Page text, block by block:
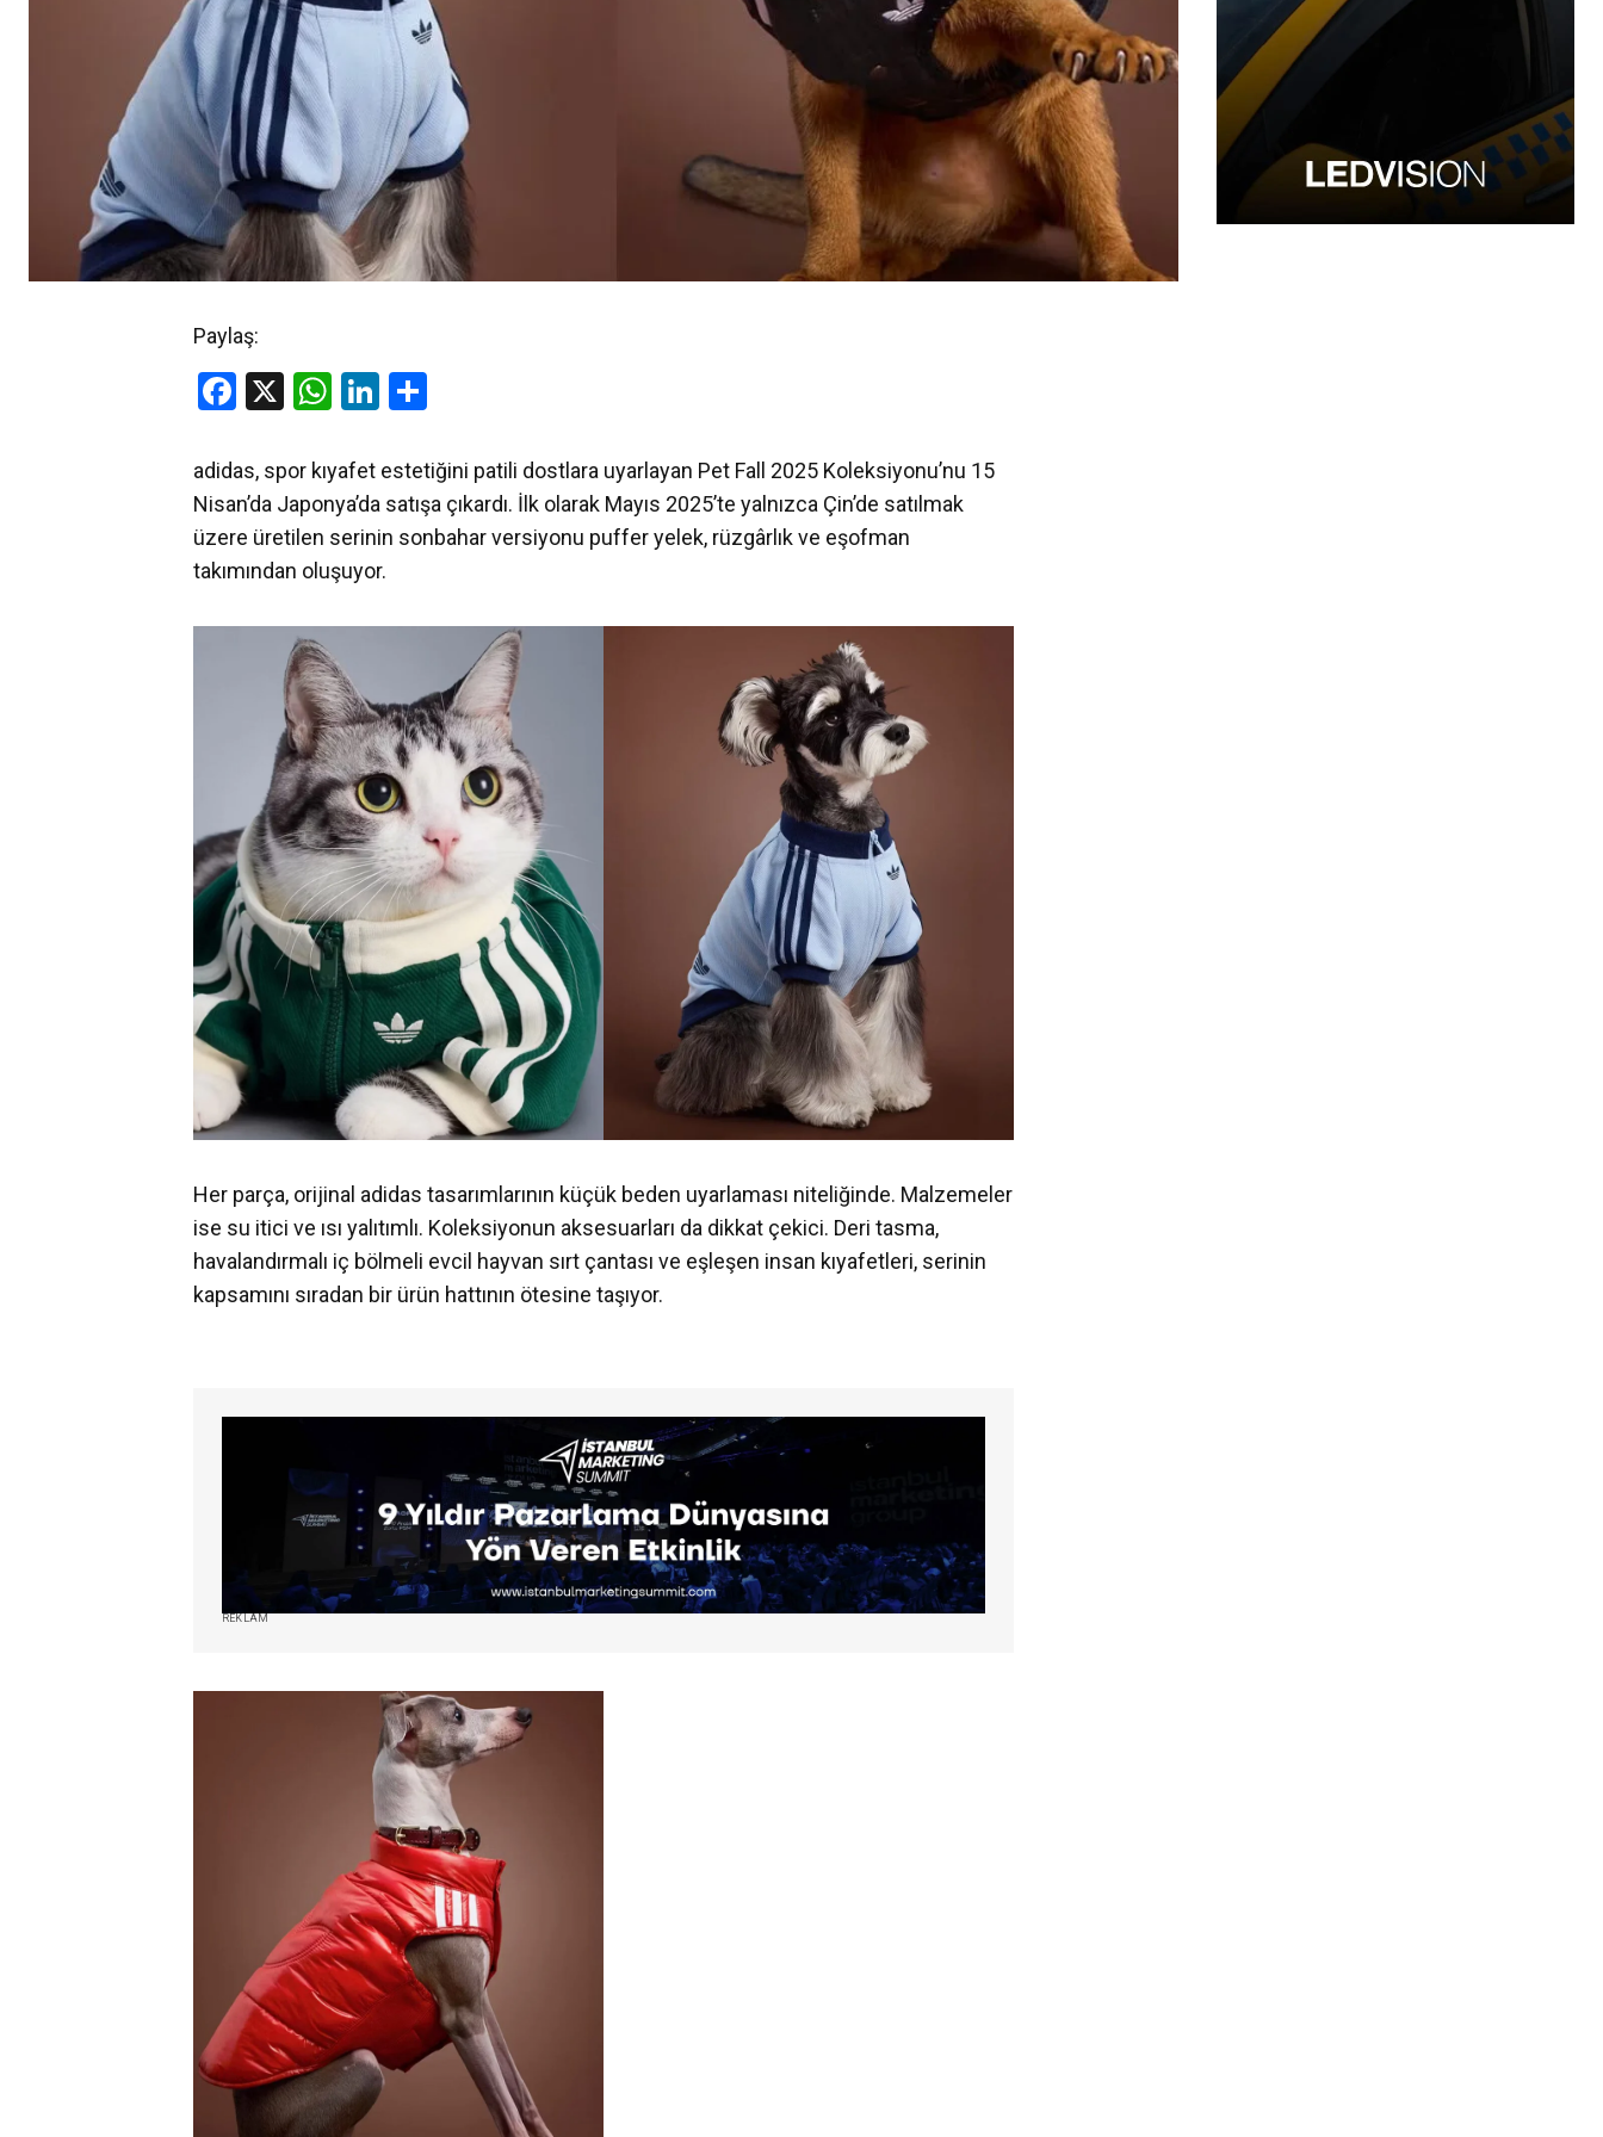
Paylaş:
Facebook
X WhatsApp
LinkedIn
adidas, spor kıyafet estetiğini patili dostlara uyarlayan Pet Fall 2025 Koleksiyonu’nu 15
Nisan’da Japonya’da satışa çıkardı. İlk olarak Mayıs 2025’te yalnızca Çin’de satılmak
üzere üretilen serinin sonbahar versiyonu puffer yelek, rüzgârlık ve eşofman
takımından oluşuyor.
Her parça, orijinal adidas tasarımlarının küçük beden uyarlaması niteliğinde. Malzemeler
ise su itici ve ısı yalıtımlı. Koleksiyonun aksesuarları da dikkat çekici. Deri tasma,
havalandırmalı iç bölmeli evcil hayvan sırt çantası ve eşleşen insan kıyafetleri, serinin
kapsamını sıradan bir ürün hattının ötesine taşıyor.
REKLAM